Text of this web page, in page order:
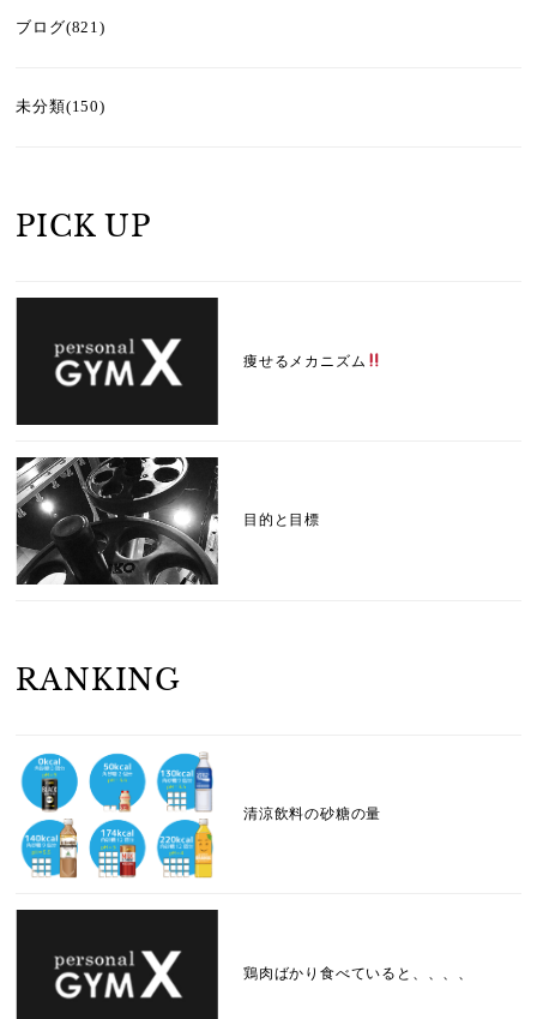
ブログ(821)
未分類(150)
PICK UP
痩せるメカニズム
目的と目標
RANKING
清涼飲料の砂糖の量
鶏肉ばかり食べていると、、、、